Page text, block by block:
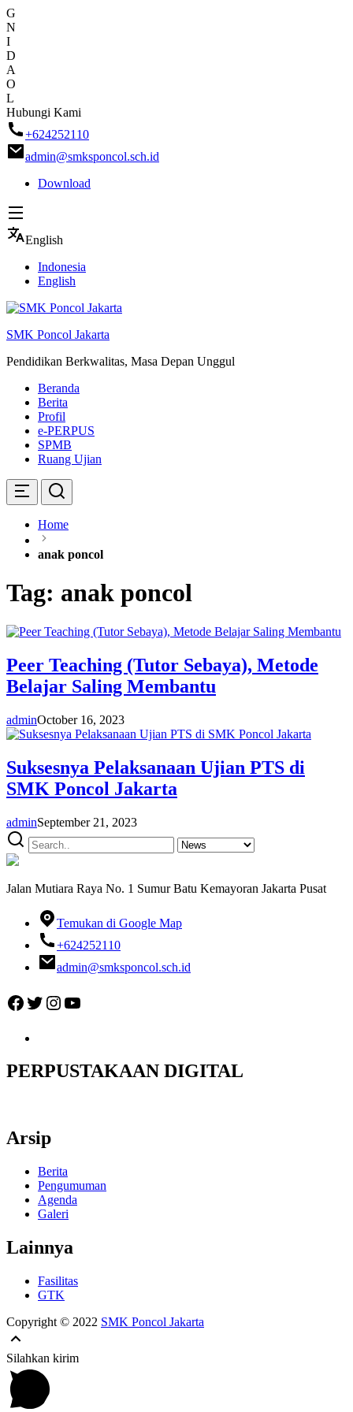
G
N
I
D
A
O
L
Skip
to
content
Hubungi Kami
+624252110
admin@smksponcol.sch.id
Download
English
Indonesia
English
SMK Poncol Jakarta
Pendidikan Berkwalitas, Masa Depan Unggul
Beranda
Berita
Profil
e-PERPUS
SPMB
Ruang Ujian
Home
anak poncol
Tag: anak poncol
Peer Teaching (Tutor Sebaya), Metode
Belajar Saling Membantu
adminOctober 16, 2023
Suksesnya Pelaksanaan Ujian PTS di
SMK Poncol Jakarta
adminSeptember 21, 2023
Jalan Mutiara Raya No. 1 Sumur Batu Kemayoran Jakarta Pusat
Temukan di Google Map
+624252110
admin@smksponcol.sch.id
Facebook
Twitter
Instagram
YouTube
PERPUSTAKAAN DIGITAL
Arsip
Berita
Pengumuman
Agenda
Galeri
Lainnya
Fasilitas
GTK
Copyright © 2022 SMK Poncol Jakarta
Silahkan kirim